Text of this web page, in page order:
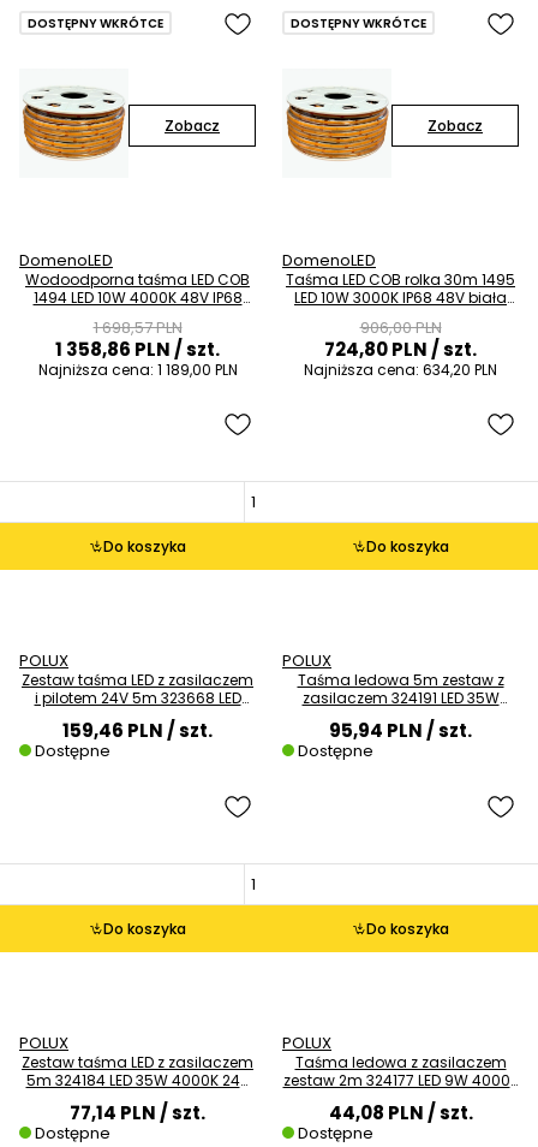
Zobacz
DOSTĘPNY WKRÓTCE
DomenoLED
Wodoodporna taśma LED COB
1494 LED 10W 4000K 48V IP68
1 698,57 PLN
1 358,86 PLN/ szt.
Najniższa cena: 1 189,00 PLN
Zobacz
DOSTĘPNY WKRÓTCE
DomenoLED
Taśma LED COB rolka 30m 1495
LED 10W 3000K IP68 48V biała
906,00 PLN
724,80 PLN/ szt.
Najniższa cena: 634,20 PLN
Do koszyka
POLUX
Zestaw taśma LED z zasilaczem
i pilotem 24V 5m 323668 LED
36W RGBW biała
159,46 PLN/ szt.
Dostępne
Do koszyka
POLUX
Taśma ledowa 5m zestaw z
zasilaczem 324191 LED 35W
4000K IP65 biała
95,94 PLN/ szt.
Dostępne
Do koszyka
POLUX
Zestaw taśma LED z zasilaczem
5m 324184 LED 35W 4000K 24V
77,14 PLN/ szt.
Dostępne
Do koszyka
POLUX
Taśma ledowa z zasilaczem
zestaw 2m 324177 LED 9W 4000K
24V IP65 biała
44,08 PLN/ szt.
Dostępne